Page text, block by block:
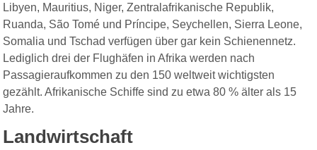
Libyen, Mauritius, Niger, Zentralafrikanische Republik,
Ruanda, São Tomé und Príncipe, Seychellen, Sierra Leone,
Somalia und Tschad verfügen über gar kein Schienennetz.
Lediglich drei der Flughäfen in Afrika werden nach
Passagieraufkommen zu den 150 weltweit wichtigsten
gezählt. Afrikanische Schiffe sind zu etwa 80 % älter als 15
Jahre.
Landwirtschaft